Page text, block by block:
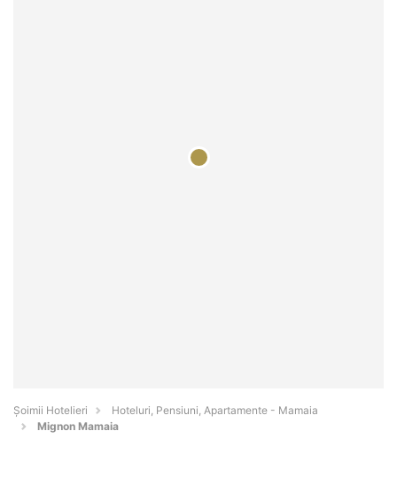
Șoimii Hotelieri
Hoteluri, Pensiuni, Apartamente - Mamaia
Mignon Mamaia